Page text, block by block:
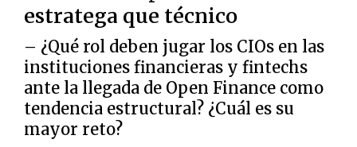
estratega que técnico
– ¿Qué rol deben jugar los CIOs en las
instituciones financieras y fintechs
ante la llegada de Open Finance como
tendencia estructural? ¿Cuál es su
mayor reto?